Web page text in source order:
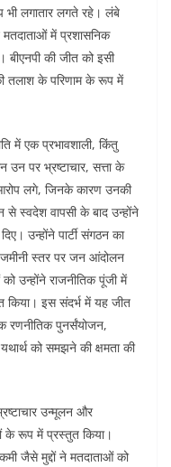
लगातार लगते रहे। लंबे
में प्रशासनिक
बीएनपी की जीत को इसी
तलाश के परिणाम के रूप में
में एक प्रभावशाली, किंतु
उन पर भ्रष्टाचार, सत्ता के
लगे, जिनके कारण उनकी
स्वदेश वापसी के बाद उन्होंने
उन्होंने पार्टी संगठन का
स्तर पर जन आंदोलन
उन्होंने राजनीतिक पूंजी में
किया। इस संदर्भ में यह जीत
रणनीतिक पुनर्संयोजन,
को समझने की क्षमता की
उन्मूलन और
के रूप में प्रस्तुत किया।
जैसे मुद्दों ने मतदाताओं को